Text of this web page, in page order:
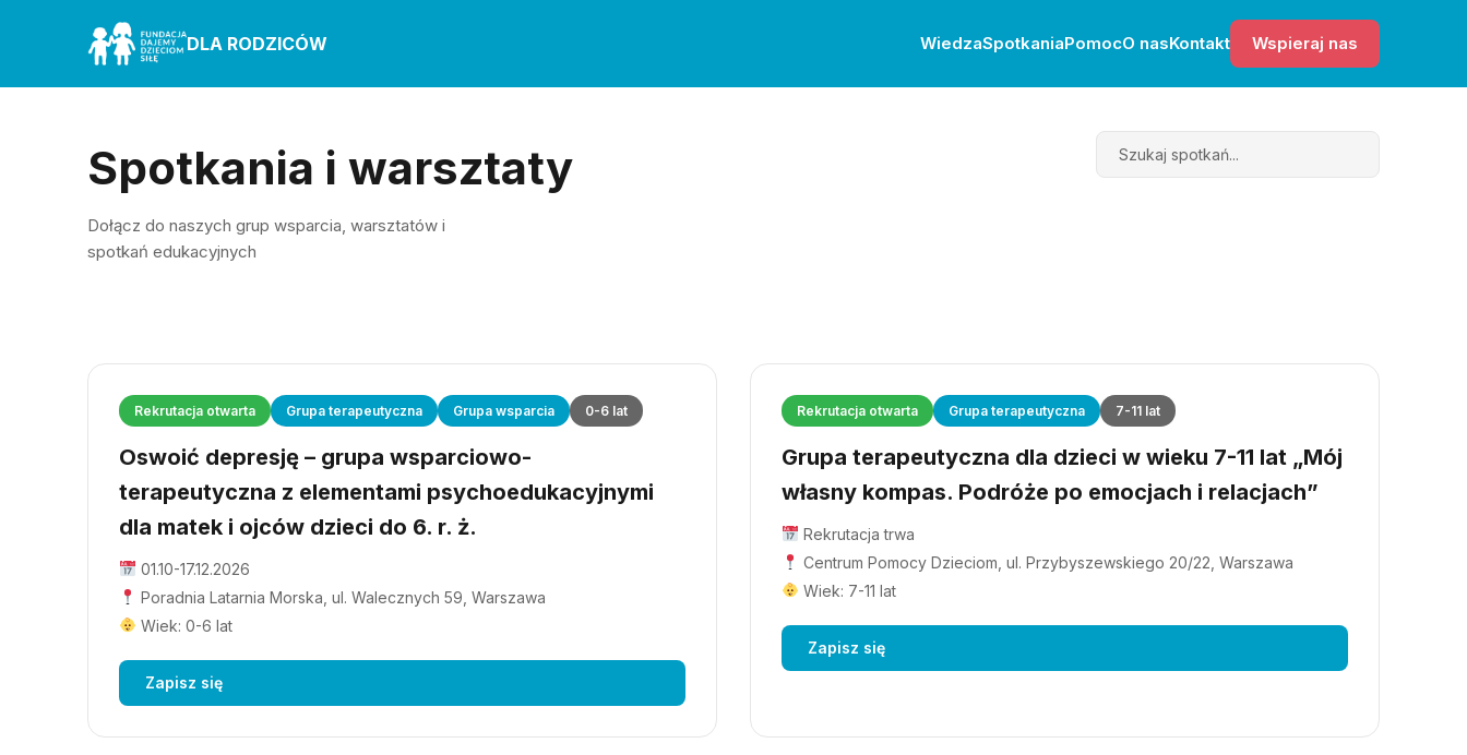
DLA RODZICÓW WiedzaSpotkaniaPomocO nasKontakt Wspieraj nas
Spotkania i warsztaty
Dołącz do naszych grup wsparcia, warsztatów i
spotkań edukacyjnych
Search
Rekrutacja otwarta Grupa terapeutyczna Grupa wsparcia 0-6 lat
Oswoić depresję – grupa wsparciowo-
terapeutyczna z elementami psychoedukacyjnymi
dla matek i ojców dzieci do 6. r. ż.
01.10-17.12.2026
Poradnia Latarnia Morska, ul. Walecznych 59, Warszawa
Wiek: 0-6 lat
Zapisz się
Rekrutacja otwarta Grupa terapeutyczna 7-11 lat
Grupa terapeutyczna dla dzieci w wieku 7-11 lat „Mój
własny kompas. Podróże po emocjach i relacjach”
Rekrutacja trwa
Centrum Pomocy Dzieciom, ul. Przybyszewskiego 20/22, Warszawa
Wiek: 7-11 lat
Zapisz się